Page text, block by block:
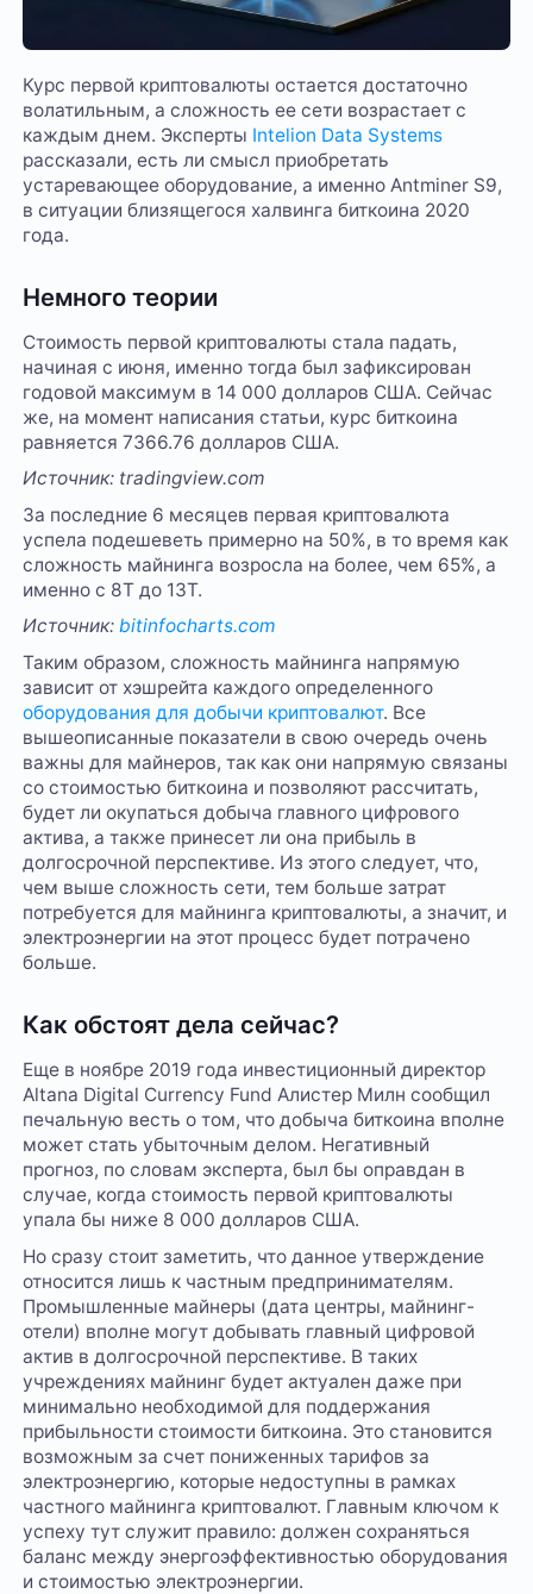
Курс первой криптовалюты остается достаточно
волатильным, а сложность ее сети возрастает с
каждым днем. Эксперты Intelion Data Systems
рассказали, есть ли смысл приобретать
устаревающее оборудование, а именно Antminer S9,
в ситуации близящегося халвинга биткоина 2020
года.
Немного теории
Стоимость первой криптовалюты стала падать,
начиная с июня, именно тогда был зафиксирован
годовой максимум в 14 000 долларов США. Сейчас
же, на момент написания статьи, курс биткоина
равняется 7366.76 долларов США.
Источник: tradingview.com
За последние 6 месяцев первая криптовалюта
успела подешеветь примерно на 50%, в то время как
сложность майнинга возросла на более, чем 65%, а
именно с 8Т до 13Т.
Источник:bitinfocharts.com
Таким образом, сложность майнинга напрямую
зависит от хэшрейта каждого определенного
оборудования для добычи криптовалют. Все
вышеописанные показатели в свою очередь очень
важны для майнеров, так как они напрямую связаны
со стоимостью биткоина и позволяют рассчитать,
будет ли окупаться добыча главного цифрового
актива, а также принесет ли она прибыль в
долгосрочной перспективе. Из этого следует, что,
чем выше сложность сети, тем больше затрат
потребуется для майнинга криптовалюты, а значит, и
электроэнергии на этот процесс будет потрачено
больше.
Как обстоят дела сейчас?
Еще в ноябре 2019 года инвестиционный директор
Altana Digital Currency Fund Алистер Милн сообщил
печальную весть о том, что добыча биткоина вполне
может стать убыточным делом. Негативный
прогноз, по словам эксперта, был бы оправдан в
случае, когда стоимость первой криптовалюты
упала бы ниже 8 000 долларов США.
Но сразу стоит заметить, что данное утверждение
относится лишь к частным предпринимателям.
Промышленные майнеры (дата центры, майнинг-
отели) вполне могут добывать главный цифровой
актив в долгосрочной перспективе. В таких
учреждениях майнинг будет актуален даже при
минимально необходимой для поддержания
прибыльности стоимости биткоина. Это становится
возможным за счет пониженных тарифов за
электроэнергию, которые недоступны в рамках
частного майнинга криптовалют. Главным ключом к
успеху тут служит правило: должен сохраняться
баланс между энергоэффективностью оборудования
и стоимостью электроэнергии.